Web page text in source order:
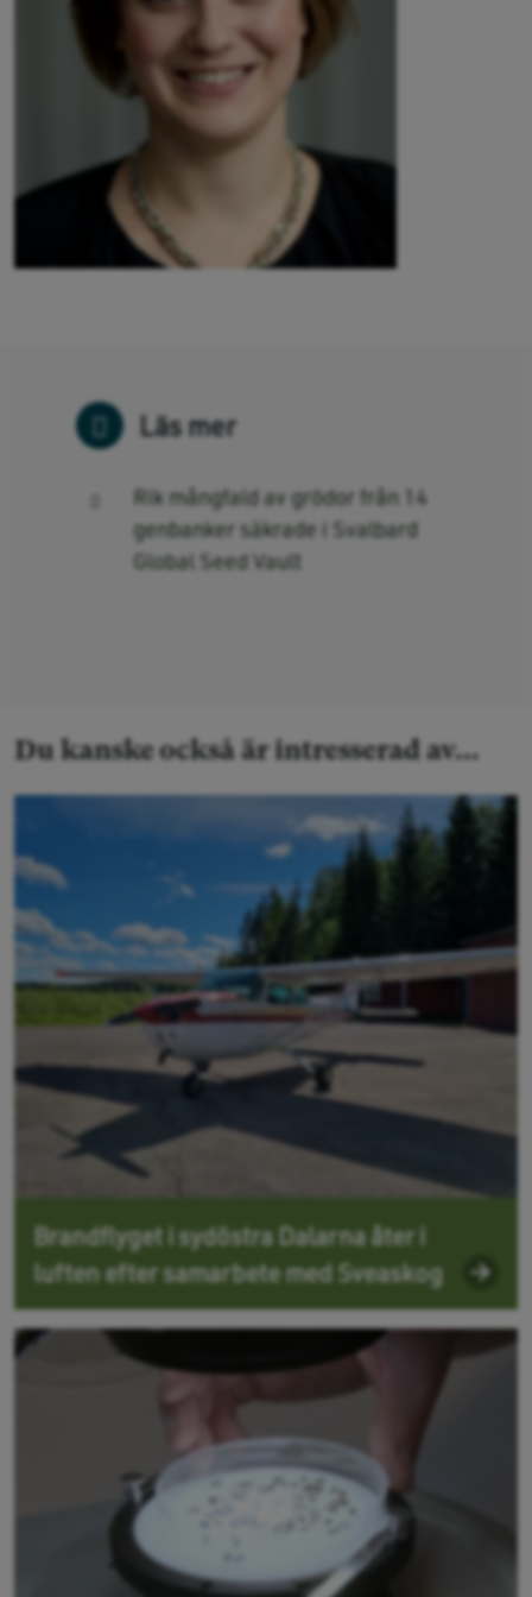
Läs mer
Rik mångfald av grödor från 14
genbanker säkrade i Svalbard
Global Seed Vault
Du kanske också är intresserad av...
Brandflyget i sydöstra Dalarna åter i
luften efter samarbete med Sveaskog